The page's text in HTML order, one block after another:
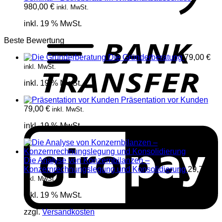
980,00 € inkl. MwSt.
inkl. 19 % MwSt.
Beste Bewertung
Die Gründerberatung 79,00 €
inkl. MwSt.
inkl. 19 % MwSt.
Präsentation vor Kunden
79,00 € inkl. MwSt.
inkl. 19 % MwSt.
Die Analyse von Konzernbilanzen –
Konzernrechnungslegung und Konsolidierung 29,75
inkl. MwSt.
inkl. 19 % MwSt.
zzgl.Versandkosten